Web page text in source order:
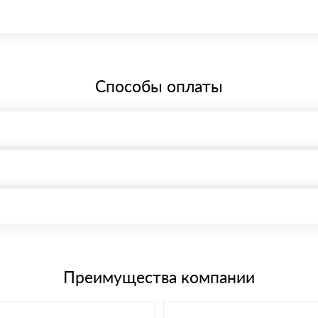
Способы оплаты
через системы электронных платежей.
банковским картам
материала после проверки качества и количества заказанного
Преимущества компании